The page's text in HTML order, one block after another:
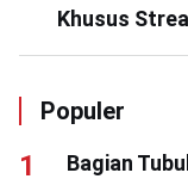
Khusus
Populer
Bagian